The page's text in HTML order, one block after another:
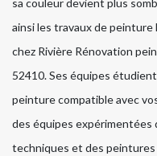
sa couleur devient plus
ainsi les travaux de peinture
chez Rivière Rénovation
52410. Ses équipes
peinture compatible avec
des équipes expérimentées
techniques et des peintures